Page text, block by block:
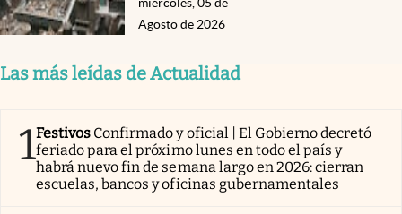
Agosto de 2026
Las más leídas de Actualidad
1Festivos Confirmado y oficial | El Gobierno decretó
feriado para el próximo lunes en todo el país y
habrá nuevo fin de semana largo en 2026: cierran
escuelas, bancos y oficinas gubernamentales